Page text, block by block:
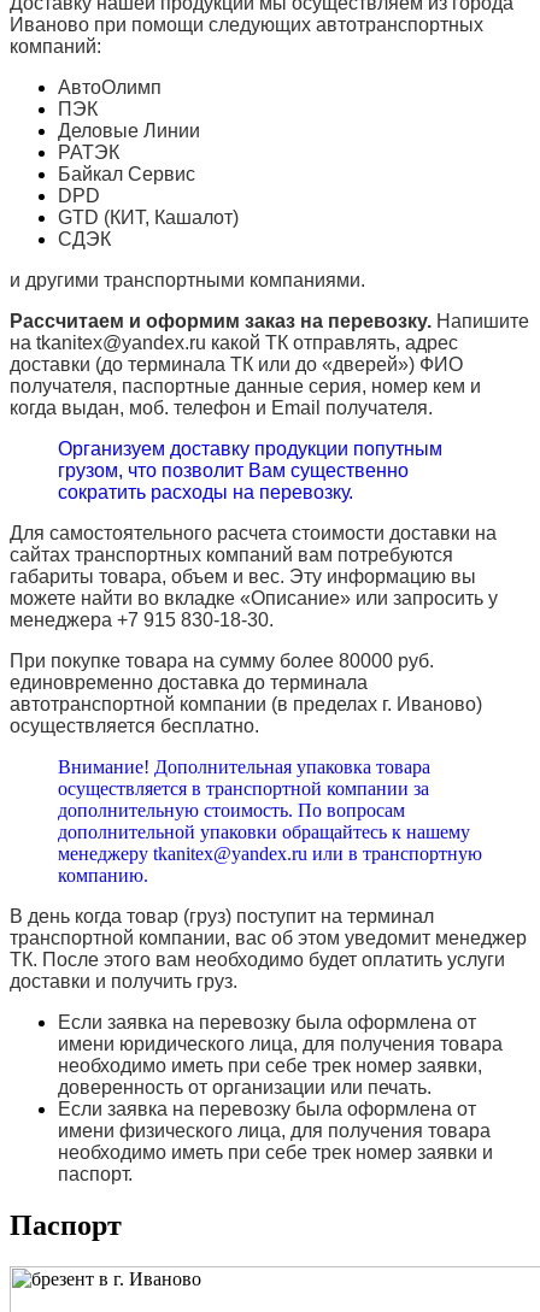
Иваново при помощи следующих автотранспортных
компаний:
АвтоОлимп
ПЭК
Деловые Линии
РАТЭК
Байкал Сервис
DPD
GTD (КИТ, Кашалот)
СДЭК
и другими транспортными компаниями.
Рассчитаем и оформим заказ на перевозку. Напишите
на tkanitex@yandex.ru какой ТК отправлять, адрес
доставки (до терминала ТК или до «дверей») ФИО
получателя, паспортные данные серия, номер кем и
когда выдан, моб. телефон и Email получателя.
Организуем доставку продукции попутным
грузом, что позволит Вам существенно
сократить расходы на перевозку.
Для самостоятельного расчета стоимости доставки на
сайтах транспортных компаний вам потребуются
габариты товара, объем и вес. Эту информацию вы
можете найти во вкладке «Описание» или запросить у
менеджера +7 915 830-18-30.
При покупке товара на сумму более 80000 руб.
единовременно доставка до терминала
автотранспортной компании (в пределах г. Иваново)
осуществляется бесплатно.
Внимание! Дополнительная упаковка товара
осуществляется в транспортной компании за
дополнительную стоимость. По вопросам
дополнительной упаковки обращайтесь к нашему
менеджеру tkanitex@yandex.ru или в транспортную
компанию.
В день когда товар (груз) поступит на терминал
транспортной компании, вас об этом уведомит менеджер
ТК. После этого вам необходимо будет оплатить услуги
доставки и получить груз.
Если заявка на перевозку была оформлена от
имени юридического лица, для получения товара
необходимо иметь при себе трек номер заявки,
доверенность от организации или печать.
Если заявка на перевозку была оформлена от
имени физического лица, для получения товара
необходимо иметь при себе трек номер заявки и
паспорт.
Паспорт